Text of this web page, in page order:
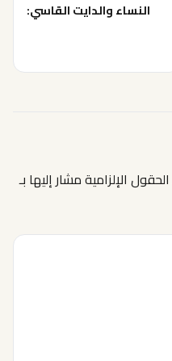
النساء والدايت القاسي:
الحقول الإلزامية مشار إليها بـ